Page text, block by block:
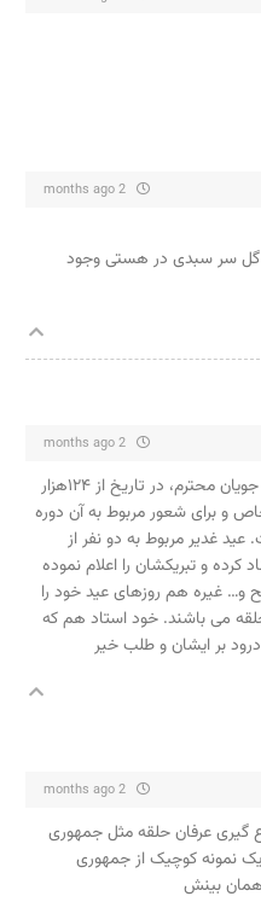
گل سر سبدی در هستی وجود
با درود خدمت استاد عزیز و کمال جویان محترم، در تاریخ از ۱۲۴هزار
و برای شعور مربوط به آن دوره
غدیر مربوط به دو نفر از
کرده و تبریکشان را اعلام نموده
غیره هم روزهای عید خود را
حلقه می باشند. خود استاد هم که
بر ایشان و طلب خیر
گیری عرفان حلقه مثل جمهوری
نمونه کوچیک از جمهوری
بینش